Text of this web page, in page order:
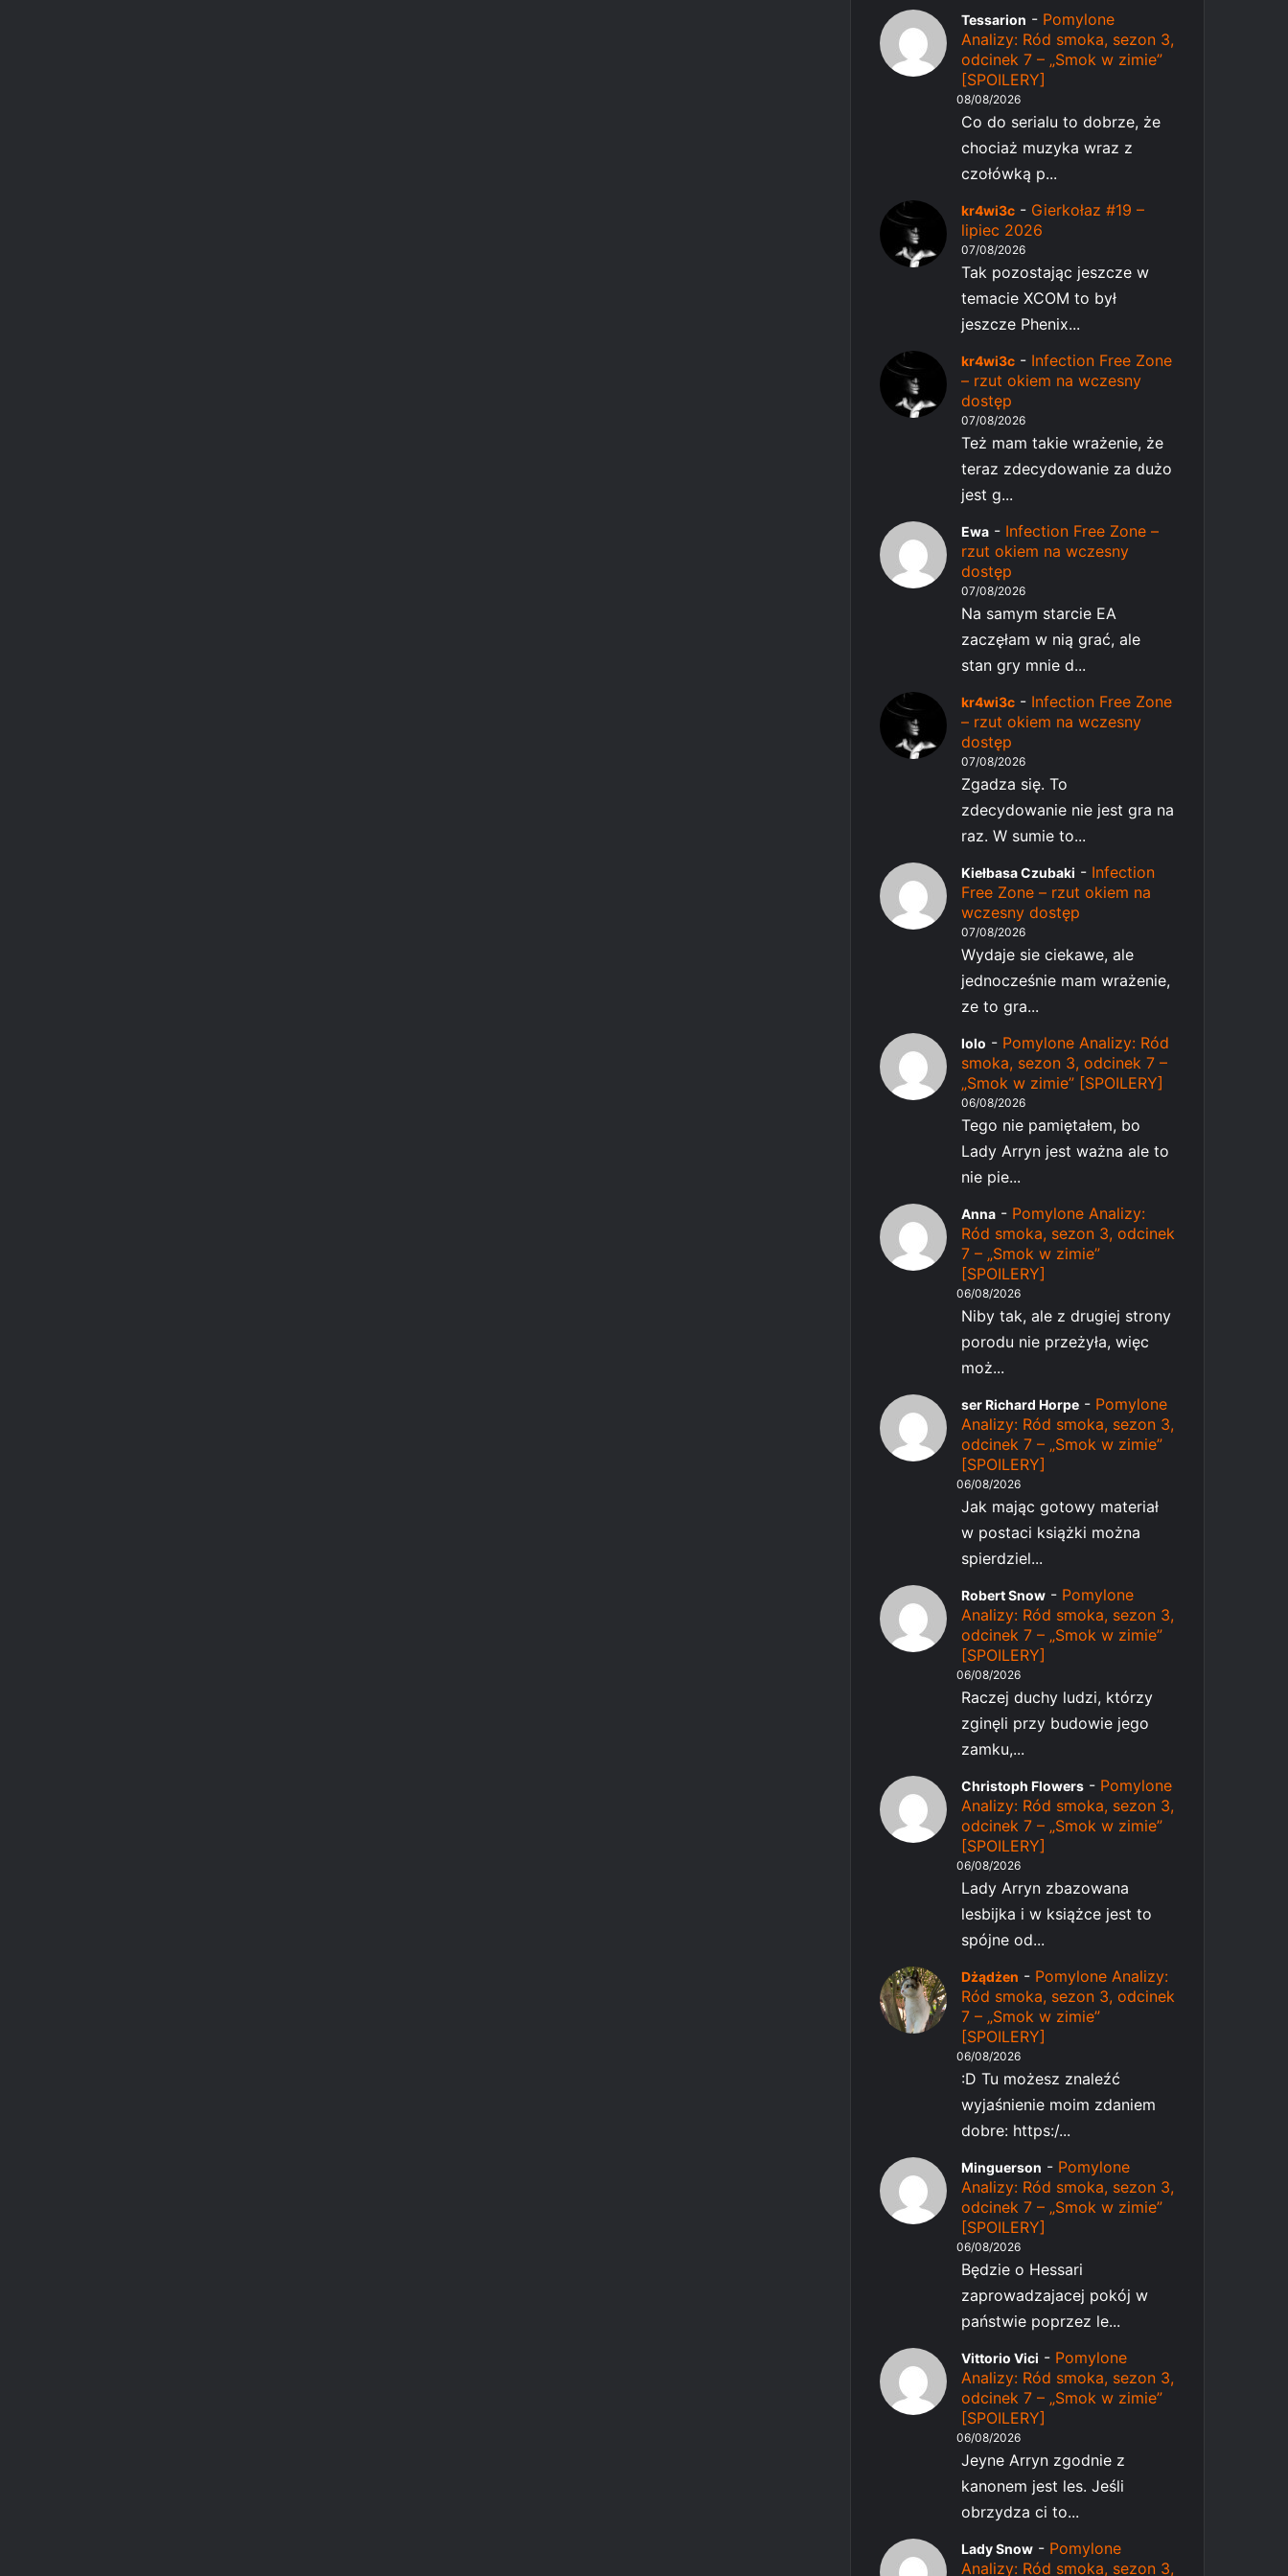
Tessarion - Pomylone
Analizy: Ród smoka, sezon 3,
odcinek 7 – „Smok w zimie”
[SPOILERY]
08/08/2026
Co do serialu to dobrze, że
chociaż muzyka wraz z
czołówką p...
kr4wi3c - Gierkołaz #19 –
lipiec 2026
07/08/2026
Tak pozostając jeszcze w
temacie XCOM to był
jeszcze Phenix...
kr4wi3c - Infection Free Zone
– rzut okiem na wczesny
dostęp
07/08/2026
Też mam takie wrażenie, że
teraz zdecydowanie za dużo
jest g...
Ewa - Infection Free Zone –
rzut okiem na wczesny
dostęp
07/08/2026
Na samym starcie EA
zaczęłam w nią grać, ale
stan gry mnie d...
kr4wi3c - Infection Free Zone
– rzut okiem na wczesny
dostęp
07/08/2026
Zgadza się. To
zdecydowanie nie jest gra na
raz. W sumie to...
Kiełbasa Czubaki - Infection
Free Zone – rzut okiem na
wczesny dostęp
07/08/2026
Wydaje sie ciekawe, ale
jednocześnie mam wrażenie,
ze to gra...
lolo - Pomylone Analizy: Ród
smoka, sezon 3, odcinek 7 –
„Smok w zimie” [SPOILERY]
06/08/2026
Tego nie pamiętałem, bo
Lady Arryn jest ważna ale to
nie pie...
Anna - Pomylone Analizy:
Ród smoka, sezon 3, odcinek
7 – „Smok w zimie”
[SPOILERY]
06/08/2026
Niby tak, ale z drugiej strony
porodu nie przeżyła, więc
moż...
ser Richard Horpe - Pomylone
Analizy: Ród smoka, sezon 3,
odcinek 7 – „Smok w zimie”
[SPOILERY]
06/08/2026
Jak mając gotowy materiał
w postaci książki można
spierdziel...
Robert Snow - Pomylone
Analizy: Ród smoka, sezon 3,
odcinek 7 – „Smok w zimie”
[SPOILERY]
06/08/2026
Raczej duchy ludzi, którzy
zginęli przy budowie jego
zamku,...
Christoph Flowers - Pomylone
Analizy: Ród smoka, sezon 3,
odcinek 7 – „Smok w zimie”
[SPOILERY]
06/08/2026
Lady Arryn zbazowana
lesbijka i w książce jest to
spójne od...
Dżądżen - Pomylone Analizy:
Ród smoka, sezon 3, odcinek
7 – „Smok w zimie”
[SPOILERY]
06/08/2026
:D Tu możesz znaleźć
wyjaśnienie moim zdaniem
dobre: https:/...
Minguerson - Pomylone
Analizy: Ród smoka, sezon 3,
odcinek 7 – „Smok w zimie”
[SPOILERY]
06/08/2026
Będzie o Hessari
zaprowadzajacej pokój w
państwie poprzez le...
Vittorio Vici - Pomylone
Analizy: Ród smoka, sezon 3,
odcinek 7 – „Smok w zimie”
[SPOILERY]
06/08/2026
Jeyne Arryn zgodnie z
kanonem jest les. Jeśli
obrzydza ci to...
Lady Snow - Pomylone
Analizy: Ród smoka, sezon 3,